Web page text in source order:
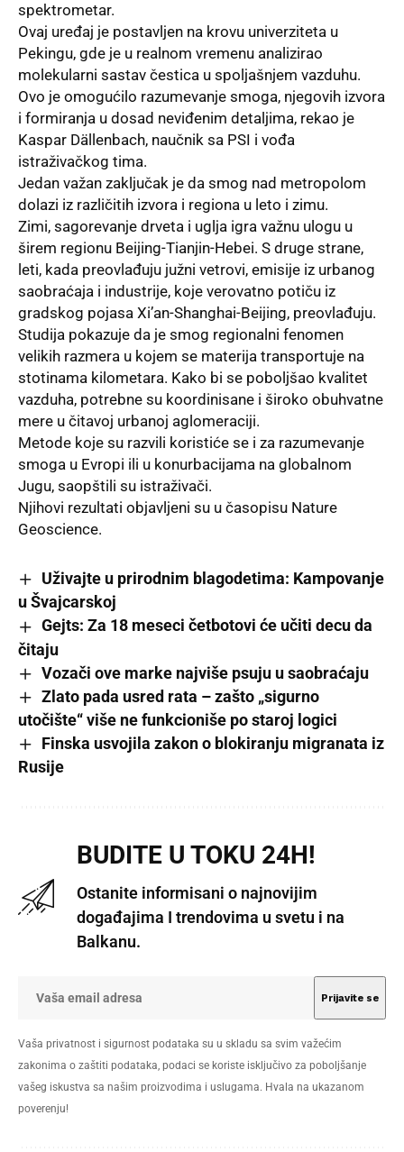
spektrometar.
Ovaj uređaj je postavljen na krovu univerziteta u
Pekingu, gde je u realnom vremenu analizirao
molekularni sastav čestica u spoljašnjem vazduhu.
Ovo je omogućilo razumevanje smoga, njegovih izvora
i formiranja u dosad neviđenim detaljima, rekao je
Kaspar Dällenbach, naučnik sa PSI i vođa
istraživačkog tima.
Jedan važan zaključak je da smog nad metropolom
dolazi iz različitih izvora i regiona u leto i zimu.
Zimi, sagorevanje drveta i uglja igra važnu ulogu u
širem regionu Beijing-Tianjin-Hebei. S druge strane,
leti, kada preovlađuju južni vetrovi, emisije iz urbanog
saobraćaja i industrije, koje verovatno potiču iz
gradskog pojasa Xi’an-Shanghai-Beijing, preovlađuju.
Studija pokazuje da je smog regionalni fenomen
velikih razmera u kojem se materija transportuje na
stotinama kilometara. Kako bi se poboljšao kvalitet
vazduha, potrebne su koordinisane i široko obuhvatne
mere u čitavoj urbanoj aglomeraciji.
Metode koje su razvili koristiće se i za razumevanje
smoga u Evropi ili u konurbacijama na globalnom
Jugu, saopštili su istraživači.
Njihovi rezultati objavljeni su u časopisu Nature
Geoscience.
Uživajte u prirodnim blagodetima: Kampovanje
u Švajcarskoj
Gejts: Za 18 meseci četbotovi će učiti decu da
čitaju
Vozači ove marke najviše psuju u saobraćaju
Zlato pada usred rata – zašto „sigurno
utočište“ više ne funkcioniše po staroj logici
Finska usvojila zakon o blokiranju migranata iz
Rusije
BUDITE U TOKU 24H!
Ostanite informisani o najnovijim
događajima I trendovima u svetu i na
Balkanu.
Vaša privatnost i sigurnost podataka su u skladu sa svim važećim
zakonima o zaštiti podataka, podaci se koriste isključivo za poboljšanje
vašeg iskustva sa našim proizvodima i uslugama. Hvala na ukazanom
poverenju!